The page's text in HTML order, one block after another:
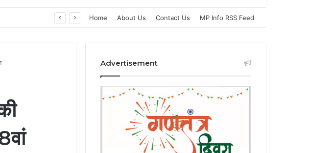
Home About Us Contact Us MP Info RSS Feed
Advertisement